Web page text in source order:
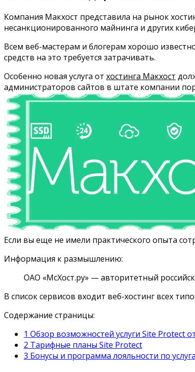
Компания Макхост представила на рынок
несанкционированного майнинга и других
Всем веб-мастерам и блогерам хорошо
средств на это требуется затрачивать.
Особенно новая услуга от хостинга Макхост
администраторов сайтов в штате компании
Если вы еще не имели практического опыта
Информация к размышлению:
ОАО «МсХост.ру» — авторитетный
В список сервисов входит веб-хостинг всех
Содержание страницы:
1 Обзор возможностей услуги Site Protect
2 Тарифные планы Site Protect
3 Бонусы и программа лояльности по